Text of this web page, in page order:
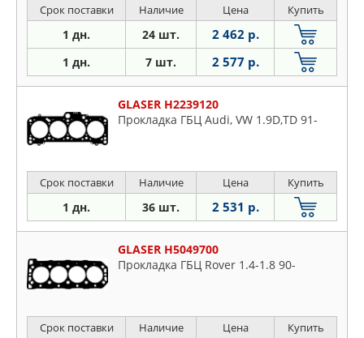
Срок поставки Наличие Цена Купить
1 дн. 24 шт. 2 462 р.
1 дн. 7 шт. 2 577 р.
GLASER H2239120
Прокладка ГБЦ Audi, VW 1.9D,TD 91-
Срок поставки Наличие Цена Купить
1 дн. 36 шт. 2 531 р.
GLASER H5049700
Прокладка ГБЦ Rover 1.4-1.8 90-
Срок поставки Наличие Цена Купить